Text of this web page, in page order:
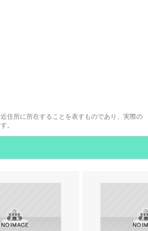
住所に所在することを表すものであり、実際の
。